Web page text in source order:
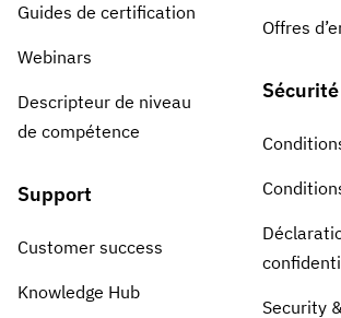
Guides de certification
Webinars
Descripteur de niveau
de compétence
Support
Customer success
Knowledge Hub
Offres
Sécurité
Security